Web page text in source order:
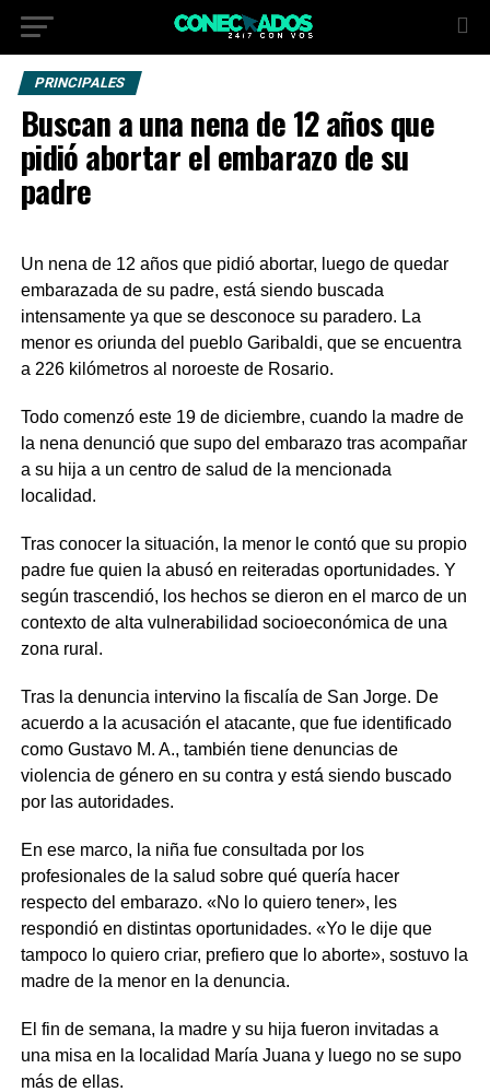
PRINCIPALES
Buscan a una nena de 12 años que
pidió abortar el embarazo de su
padre
Un nena de 12 años que pidió abortar, luego de quedar
embarazada de su padre, está siendo buscada
intensamente ya que se desconoce su paradero. La
menor es oriunda del pueblo Garibaldi, que se encuentra
a 226 kilómetros al noroeste de Rosario.
Todo comenzó este 19 de diciembre, cuando la madre de
la nena denunció que supo del embarazo tras acompañar
a su hija a un centro de salud de la mencionada
localidad.
Tras conocer la situación, la menor le contó que su propio
padre fue quien la abusó en reiteradas oportunidades. Y
según trascendió, los hechos se dieron en el marco de un
contexto de alta vulnerabilidad socioeconómica de una
zona rural.
Tras la denuncia intervino la fiscalía de San Jorge. De
acuerdo a la acusación el atacante, que fue identificado
como Gustavo M. A., también tiene denuncias de
violencia de género en su contra y está siendo buscado
por las autoridades.
En ese marco, la niña fue consultada por los
profesionales de la salud sobre qué quería hacer
respecto del embarazo. «No lo quiero tener», les
respondió en distintas oportunidades. «Yo le dije que
tampoco lo quiero criar, prefiero que lo aborte», sostuvo la
madre de la menor en la denuncia.
El fin de semana, la madre y su hija fueron invitadas a
una misa en la localidad María Juana y luego no se supo
más de ellas.